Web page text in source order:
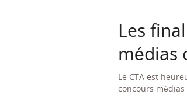
Les
médias
Le CTA est
concours médias